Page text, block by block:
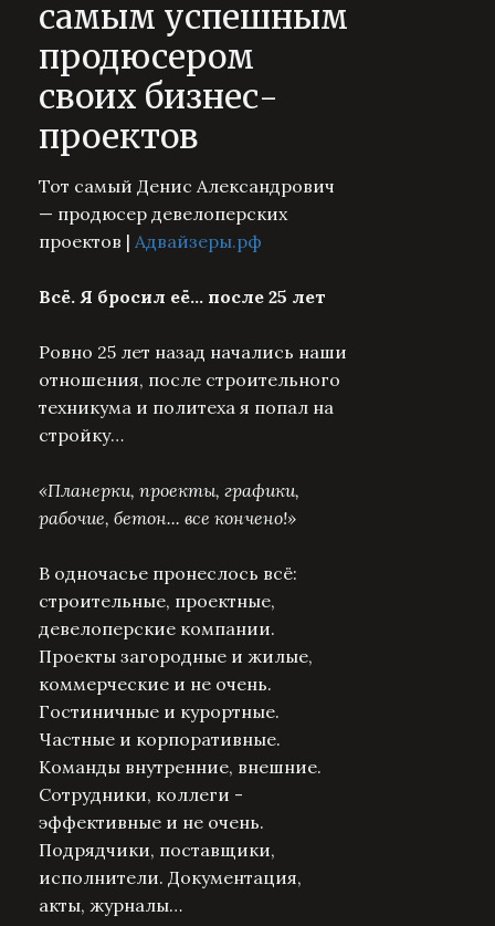
самым успешным
продюсером
своих бизнес-
проектов
Тот самый Денис Александрович
— продюсер девелоперских
проектов | Адвайзеры.рф
Всё. Я бросил её... после 25 лет
Ровно 25 лет назад начались наши
отношения, после строительного
техникума и политеха я попал на
стройку…
«Планерки, проекты, графики,
рабочие, бетон... все кончено!»
В одночасье пронеслось всё:
строительные, проектные,
девелоперские компании.
Проекты загородные и жилые,
коммерческие и не очень.
Гостиничные и курортные.
Частные и корпоративные.
Команды внутренние, внешние.
Сотрудники, коллеги -
эффективные и не очень.
Подрядчики, поставщики,
исполнители. Документация,
акты, журналы…